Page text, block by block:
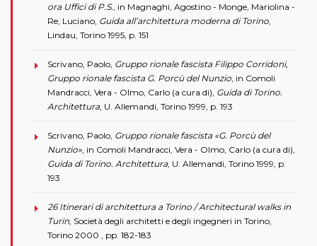
ora Uffici di P.S. , in Magnaghi, Agostino - Monge, Mariolina -
Re, Luciano, Guida all’architettura moderna di Torino
Lindau, Torino 1995, p. 151
Scrivano, Paolo, Gruppo rionale fascista Filippo Corridoni,
Gruppo rionale fascista G. Porcù del Nunzio , in Comoli
Mandracci, Vera - Olmo, Carlo (a cura di), Guida di Torino.
Architettura , U. Allemandi, Torino 1999, p. 193
Scrivano, Paolo, Gruppo rionale fascista «G. Porcù del
Nunzio» , in Comoli Mandracci, Vera - Olmo, Carlo (a cura di),
Guida di Torino. Architettura , U. Allemandi, Torino 1999, p.
193
26 Itinerari di architettura a Torino / Architectural walks in
Turin , Società degli architetti e degli ingegneri in Torino,
Torino 2000 , pp. 182-183